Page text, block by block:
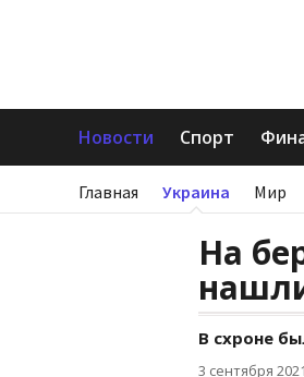
Новости Спорт
Главная Украина Мир
На
В схроне
3 сентября